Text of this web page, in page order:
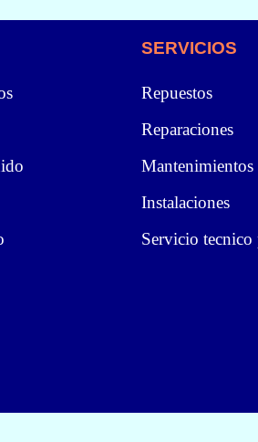
Repuestos
Reparaciones
Mantenimientos
Instalaciones
Servicio
SERVICIOS